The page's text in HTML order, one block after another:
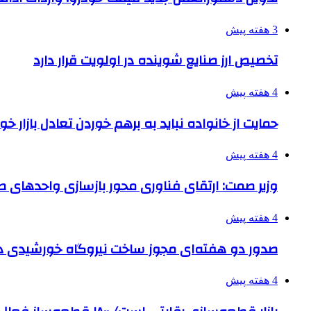
3 هفته پیش
تخصیص ارز صنایع شوینده در اولویت قرار دارد
4 هفته پیش
حمایت از خانواده نباید به برهم خوردن تعادل
4 هفته پیش
وزیر صمت: ارتقای فناوری محور بازسازی
4 هفته پیش
صدور دو هفته‌ای مجوز ساخت نیروگاه
4 هفته پیش